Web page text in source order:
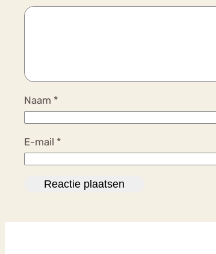
Naam *
E-mail *